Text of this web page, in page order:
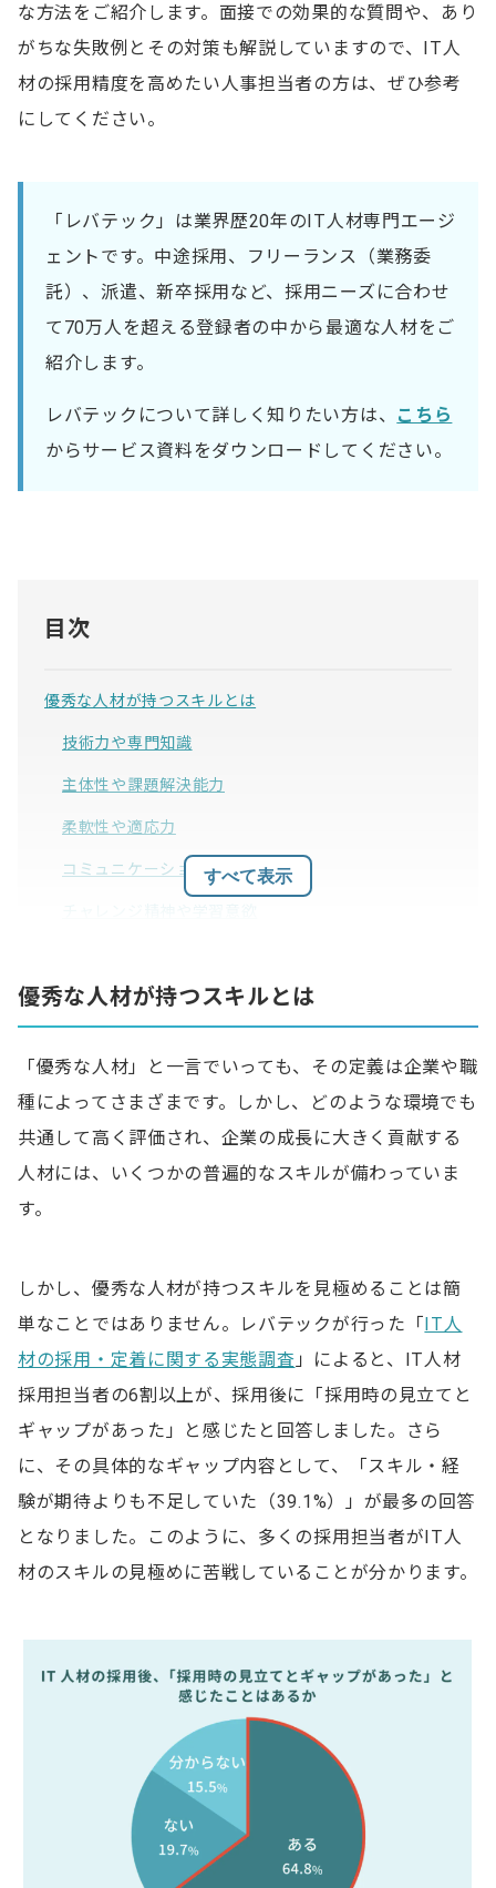
な方法をご紹介します。面接での効果的な質問や、あり
がちな失敗例とその対策も解説していますので、IT人
材の採用精度を高めたい人事担当者の方は、ぜひ参考
にしてください。
「レバテック」は業界歴20年のIT人材専門エージ
ェントです。中途採用、フリーランス（業務委
託）、派遣、新卒採用など、採用ニーズに合わせ
て70万人を超える登録者の中から最適な人材をご
紹介します。
レバテックについて詳しく知りたい方は、 こちら
からサービス資料をダウンロードしてください。
目次
優秀な人材が持つスキルとは
技術力や専門知識
主体性や課題解決能力
柔軟性や適応力
コミュニケーション能力
質問シートを作成する
現場のエンジニアが面接に同席する
面接でプレゼンテーションしてもらう
技術テストを実施する
面接で質問しておきたい内容5選
1.過去のプロジェクトの経験や実績
2.トラブルが発生した場合どのように対処するか
4.チームでの開発経験やクライアントと関わった経験
5.キャリアプランや目標
エンジニア採用でありがちな失敗例と対策
先入観を持ってしまう
面接官によって評価基準が異なる
企業のビジョンや価値観を明確に伝えられていない
採用候補者のスキルの見極め方でよくある質問
Q1.即戦力人材を見極める方法はありますか？
Q2.面接で候補者の本音を引き出す方法はあります
すべて表示
優秀な人材が持つスキルとは
「優秀な人材」と一言でいっても、その定義は企業や職
種によってさまざまです。しかし、どのような環境でも
共通して高く評価され、企業の成長に大きく貢献する
人材には、いくつかの普遍的なスキルが備わっていま
す。
しかし、優秀な人材が持つスキルを見極めることは簡
単なことではありません。レバテックが行った「IT人
材の採用・定着に関する実態調査 」によると、IT人材
採用担当者の6割以上が、採用後に「採用時の見立てと
ギャップがあった」と感じたと回答しました。さら
に、その具体的なギャップ内容として、「スキル・経
験が期待よりも不足していた（39.1%）」が最多の回答
となりました。このように、多くの採用担当者がIT人
材のスキルの見極めに苦戦していることが分かります。